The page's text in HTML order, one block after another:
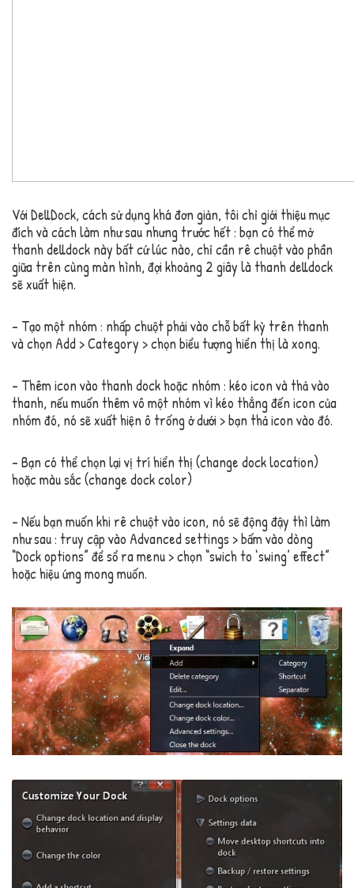
Với DellDock, cách sử dụng khá đơn giản, tôi chỉ giới thiệu mục
đích và cách làm như sau nhưng trước hết : bạn có thể mở
thanh delldock này bất cứ lúc nào, chỉ cần rê chuột vào phần
giữa trên cùng màn hình, đợi khoảng 2 giây là thanh delldock
sẽ xuất hiện.
– Tạo một nhóm : nhấp chuột phải vào chỗ bất kỳ trên thanh
và chọn Add > Category > chọn biểu tượng hiển thị là xong.
– Thêm icon vào thanh dock hoặc nhóm : kéo icon và thả vào
thanh, nếu muốn thêm vô một nhóm vì kéo thẳng đến icon của
nhóm đó, nó sẽ xuất hiện ô trống ở dưới > bạn thả icon vào đó.
– Bạn có thể chọn lại vị trí hiển thị (change dock location)
hoặc màu sắc (change dock color)
– Nếu bạn muốn khi rê chuột vào icon, nó sẽ động đậy thì làm
như sau : truy cập vào Advanced settings > bấm vào dòng
“Dock options” để sổ ra menu > chọn “swich to ‘swing’ effect”
hoặc hiệu ứng mong muốn.